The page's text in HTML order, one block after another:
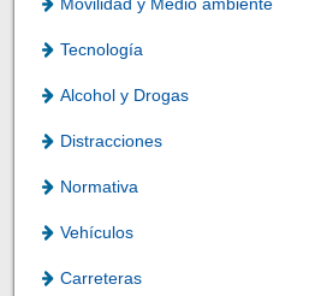
Tecnología
Alcohol y Drogas
Distracciones
Normativa
Vehículos
Carreteras